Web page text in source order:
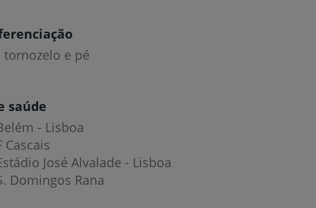
e pé
saúde
- Lisboa
Cascais
José Alvalade - Lisboa
Domingos Rana